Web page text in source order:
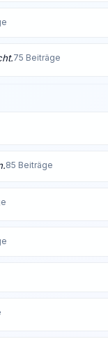
75 Beiträge
85 Beiträge